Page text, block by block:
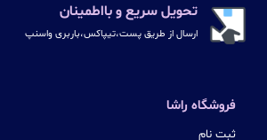
تحویل سریع و بااطمینان
ارسال از طریق پست،تیپاکس،باربری واسنپ
فروشگاه راشا
ثبت نام